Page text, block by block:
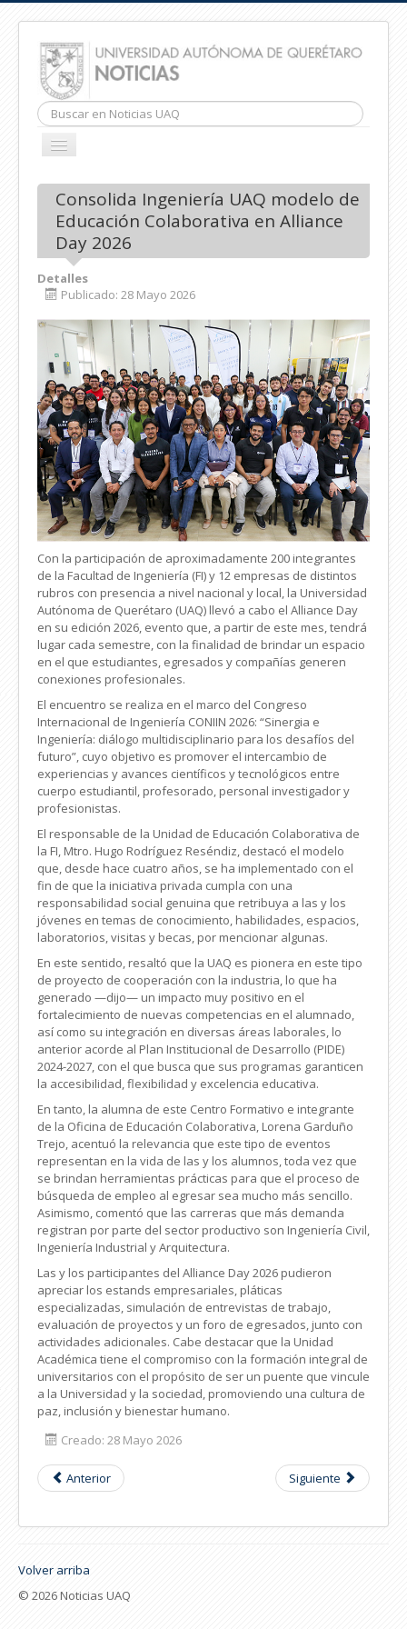
Buscar...
CAMBIAR
Consolida Ingeniería UAQ modelo de
Educación Colaborativa en Alliance
Day 2026
Detalles
Publicado: 28 Mayo 2026
Con la participación de aproximadamente 200 integrantes
de la Facultad de Ingeniería (FI) y 12 empresas de distintos
rubros con presencia a nivel nacional y local, la Universidad
Autónoma de Querétaro (UAQ) llevó a cabo el Alliance Day
en su edición 2026, evento que, a partir de este mes, tendrá
lugar cada semestre, con la finalidad de brindar un espacio
en el que estudiantes, egresados y compañías generen
conexiones profesionales.
El encuentro se realiza en el marco del Congreso
Internacional de Ingeniería CONIIN 2026: “Sinergia e
Ingeniería: diálogo multidisciplinario para los desafíos del
futuro”, cuyo objetivo es promover el intercambio de
experiencias y avances científicos y tecnológicos entre
cuerpo estudiantil, profesorado, personal investigador y
profesionistas.
El responsable de la Unidad de Educación Colaborativa de
la FI, Mtro. Hugo Rodríguez Reséndiz, destacó el modelo
que, desde hace cuatro años, se ha implementado con el
fin de que la iniciativa privada cumpla con una
responsabilidad social genuina que retribuya a las y los
jóvenes en temas de conocimiento, habilidades, espacios,
laboratorios, visitas y becas, por mencionar algunas.
En este sentido, resaltó que la UAQ es pionera en este tipo
de proyecto de cooperación con la industria, lo que ha
generado —dijo— un impacto muy positivo en el
fortalecimiento de nuevas competencias en el alumnado,
así como su integración en diversas áreas laborales, lo
anterior acorde al Plan Institucional de Desarrollo (PIDE)
2024-2027, con el que busca que sus programas garanticen
la accesibilidad, flexibilidad y excelencia educativa.
En tanto, la alumna de este Centro Formativo e integrante
de la Oficina de Educación Colaborativa, Lorena Garduño
Trejo, acentuó la relevancia que este tipo de eventos
representan en la vida de las y los alumnos, toda vez que
se brindan herramientas prácticas para que el proceso de
búsqueda de empleo al egresar sea mucho más sencillo.
Asimismo, comentó que las carreras que más demanda
registran por parte del sector productivo son Ingeniería Civil,
Ingeniería Industrial y Arquitectura.
Las y los participantes del Alliance Day 2026 pudieron
apreciar los estands empresariales, pláticas
especializadas, simulación de entrevistas de trabajo,
evaluación de proyectos y un foro de egresados, junto con
actividades adicionales. Cabe destacar que la Unidad
Académica tiene el compromiso con la formación integral de
universitarios con el propósito de ser un puente que vincule
a la Universidad y la sociedad, promoviendo una cultura de
paz, inclusión y bienestar humano.
Creado: 28 Mayo 2026
Anterior Siguiente
Volver arriba
© 2026 Noticias UAQ